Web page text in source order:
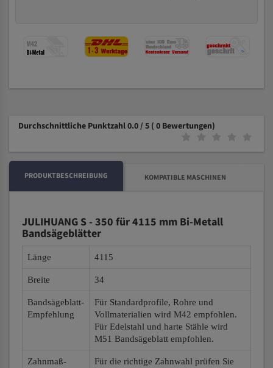
Durchschnittliche Punktzahl 0.0 / 5 ( 0 Bewertungen)
PRODUKTBESCHREIBUNG KOMPATIBLE MASCHINEN
JULIHUANG S - 350 für 4115 mm Bi-Metall
Bandsägeblätter
Länge 4115
Breite 34
Bandsägeblatt-
Empfehlung
Für Standardprofile, Rohre und
Vollmaterialien wird M42 empfohlen.
Für Edelstahl und harte Stähle wird
M51 Bandsägeblatt empfohlen.
Zahnmaß-
Für die richtige Zahnwahl prüfen Sie